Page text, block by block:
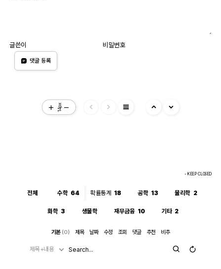
래서 깔끔하게 √c/√l이 나온 겁니다. 한 줄 요약 절댓값 계산 시 뜬
"정의역이 넓어졌을 수 있다"는 경고는, CAS가 그 순간에 원래 식의
엄밀한 조건(정의역)을 놓쳤다는 신호이고, 바로 그 "조건을 놓친 상
태"이기 때문에 뒤에 이어지는 조건식 대입이 막힘없이 진행된 것입
니다. 다만 그 대가로, 결과인 1/√(r²+l²·ω²)이나 최종 √c/√l이 원
보이지만, 수학적 엄밀성 측면에서는 "정의역이 넓어진 근사적 결
과"라는 꼬리표가 붙어있는 셈입니다.
것이므로, i와 무리식이 뒤엉키는 문제 자체가 발생하지 않습니다. 그
래서 바로 깔끔하게 √c/√l로 정리됩니다. 정리하면 절댓값(모듈러
스) 계산은 "이 값들이 실수다"라는 가정을 이미 내부적으로 써서 i를
제거하는 연산입니다. 그 연산을 조건 대입 이전에 해두면, 이후 대입
은 단순 실수 대입이라 문제없이 정리됩니다. 반대로 i가 남아있는 식
절댓값·실수화(유리화) 등을 먼저 끝내서 i를 없앤 뒤 조건을 대입하
한 번 더 걸어주면 (필요한 도메인 조건과 함께) 정리가 되는 경우가
글쓴이 비밀번호
댓글 등록
14px view_headline
- KEEP CLOSED
전체 수학 64 확률통계 18 공학 13 물리학 2
화학 3 생물학 재무금융 10 기타 2
기본 (0) 제목 날짜 수정 조회 댓글 추천 비추
제목+내용